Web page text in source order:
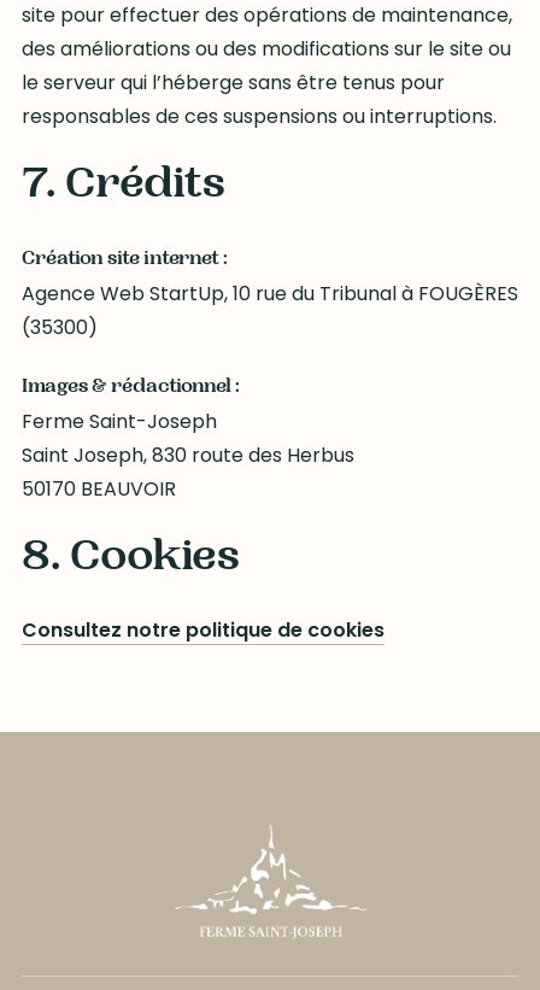
site pour effectuer des opérations de maintenance,
des améliorations ou des modifications sur le site ou
le serveur qui l’héberge sans être tenus pour
responsables de ces suspensions ou interruptions.
7. Crédits
Création site internet :
Agence Web StartUp, 10 rue du Tribunal à FOUGÈRES
(35300)
Images & rédactionnel :
Ferme Saint-Joseph
Saint Joseph, 830 route des Herbus
50170 BEAUVOIR
8. Cookies
Consultez notre politique de cookies